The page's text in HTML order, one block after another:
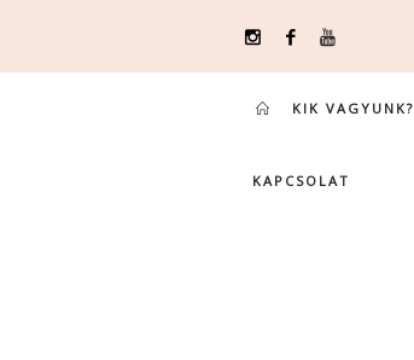
KIK VAGYUNK?
KAPCSOLAT